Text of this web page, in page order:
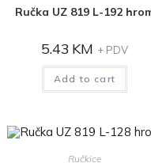
Ručka UZ 819 L-192
5.43 KM + PDV
Add to cart
Ručkice